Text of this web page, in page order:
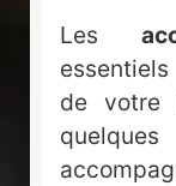
Les
de votre